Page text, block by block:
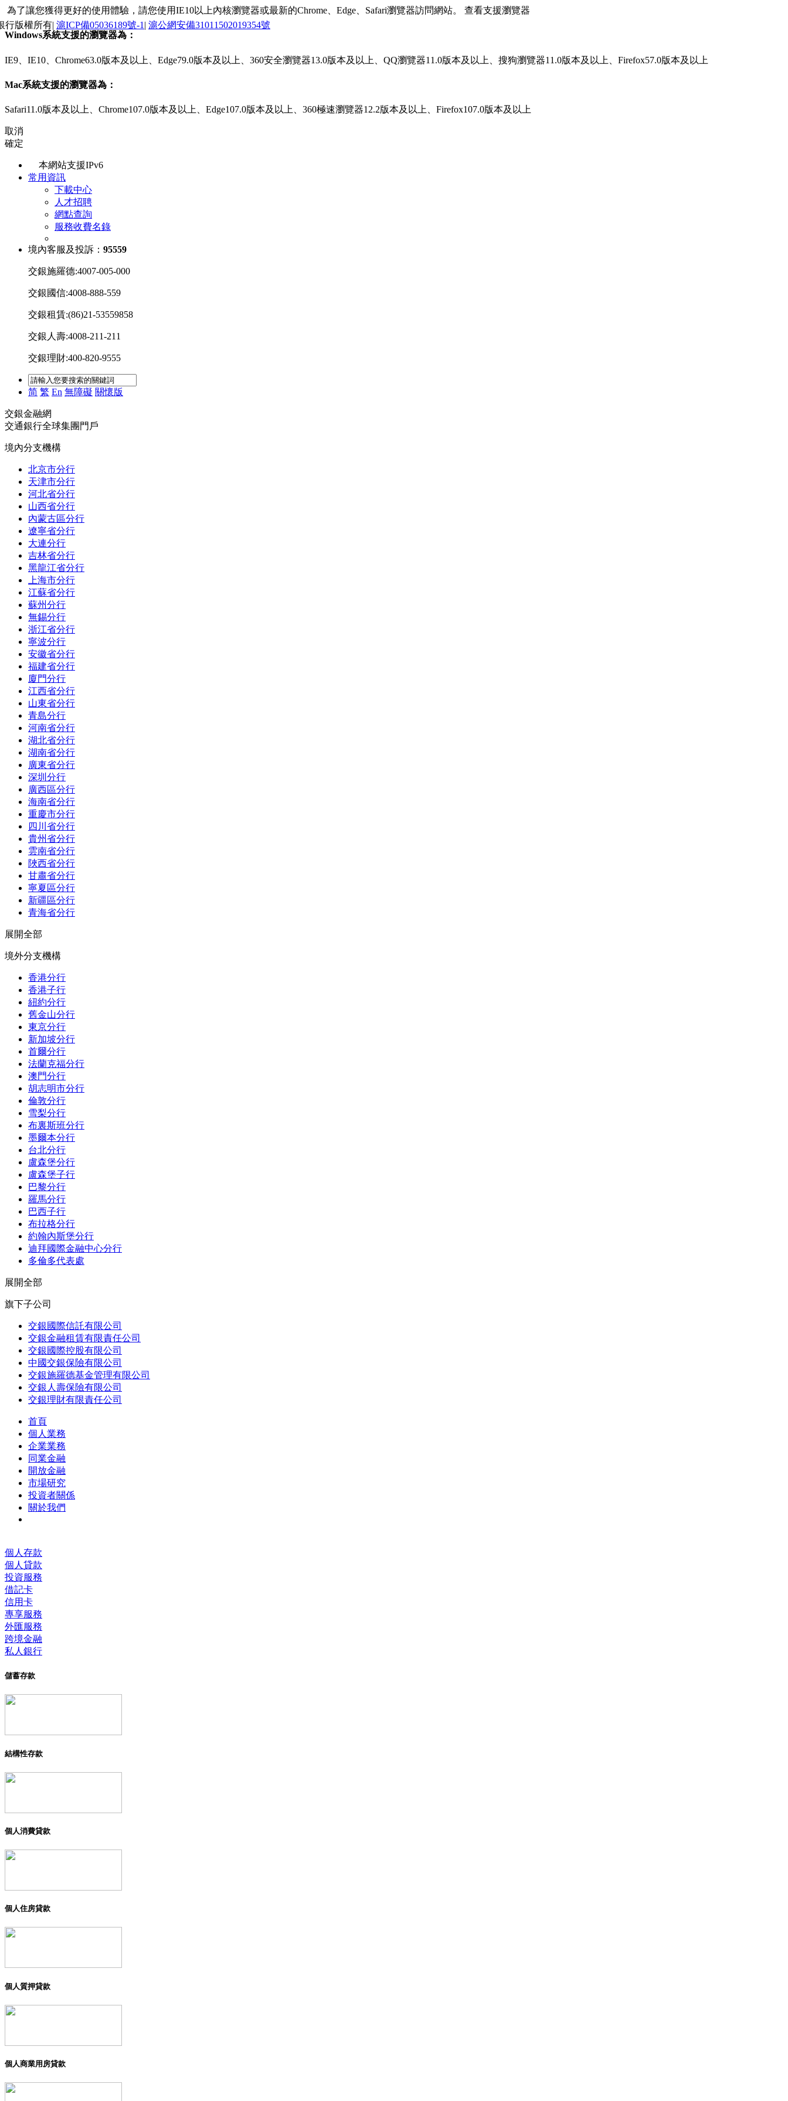
為了讓您獲得更好的使用體驗，請您使用IE10以上內核瀏覽器或最新的Chrome、Edge、Safari瀏覽器訪問網站。 查看支援瀏覽器
Windows系統支援的瀏覽器為：
IE9、IE10、Chrome63.0版本及以上、Edge79.0版本及以上、360安全瀏覽器13.0版本及以上、QQ瀏覽器11.0版本及以上、搜狗瀏覽器11.0版本及以上、Firefox57.0版本及以上
Mac系統支援的瀏覽器為：
Safari11.0版本及以上、Chrome107.0版本及以上、Edge107.0版本及以上、360極速瀏覽器12.2版本及以上、Firefox107.0版本及以上
取消
確定
本網站支援IPv6
常用資訊
下載中心
人才招聘
網點查詢
服務收費名錄
境內客服及投訴： 95559
交銀施羅德:4007-005-000
交銀國信:4008-888-559
交銀租賃:(86)21-53559858
交銀人壽:4008-211-211
交銀理財:400-820-9555
简 繁 En 無障礙 關懷版
交銀金融網
交通銀行全球集團門戶
境內分支機構
北京市分行
天津市分行
河北省分行
山西省分行
內蒙古區分行
遼寧省分行
大連分行
吉林省分行
黑龍江省分行
上海市分行
江蘇省分行
蘇州分行
無錫分行
浙江省分行
寧波分行
安徽省分行
福建省分行
廈門分行
江西省分行
山東省分行
青島分行
河南省分行
湖北省分行
湖南省分行
廣東省分行
深圳分行
廣西區分行
海南省分行
重慶市分行
四川省分行
貴州省分行
雲南省分行
陜西省分行
甘肅省分行
寧夏區分行
新疆區分行
青海省分行
展開全部
境外分支機構
香港分行
香港子行
紐約分行
舊金山分行
東京分行
新加坡分行
首爾分行
法蘭克福分行
澳門分行
胡志明市分行
倫敦分行
雪梨分行
布裏斯班分行
墨爾本分行
台北分行
盧森堡分行
盧森堡子行
巴黎分行
羅馬分行
巴西子行
布拉格分行
約翰內斯堡分行
迪拜國際金融中心分行
多倫多代表處
展開全部
旗下子公司
交銀國際信託有限公司
交銀金融租賃有限責任公司
交銀國際控股有限公司
中國交銀保險有限公司
交銀施羅德基金管理有限公司
交銀人壽保險有限公司
交銀理財有限責任公司
首頁
個人業務
企業業務
同業金融
開放金融
市場研究
投資者關係
關於我們
個人存款
個人貸款
投資服務
借記卡
信用卡
專享服務
外匯服務
跨境金融
私人銀行
儲蓄存款
結構性存款
個人消費貸款
個人住房貸款
個人質押貸款
個人商業用房貸款
行版權所有| 滬ICP備05036189號-1 | 滬公網安備31011502019354號